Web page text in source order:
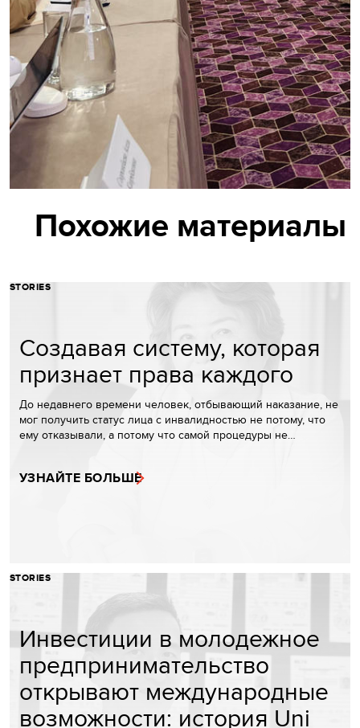
Похожие материалы
STORIES
Создавая систему, которая
признает права каждого
До недавнего времени человек, отбывающий наказание, не
мог получить статус лица с инвалидностью не потому, что
ему отказывали, а потому что самой процедуры не…
УЗНАЙТЕ БОЛЬШЕ
STORIES
Инвестиции в молодежное
предпринимательство
открывают международные
возможности: история Uni